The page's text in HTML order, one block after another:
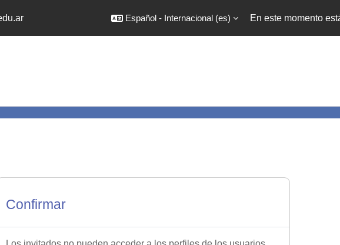
Español - Internacional ‎(es)‎ En este momento
Confirmar